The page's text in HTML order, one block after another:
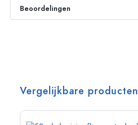
Beoordelingen
Vergelijkbare producten